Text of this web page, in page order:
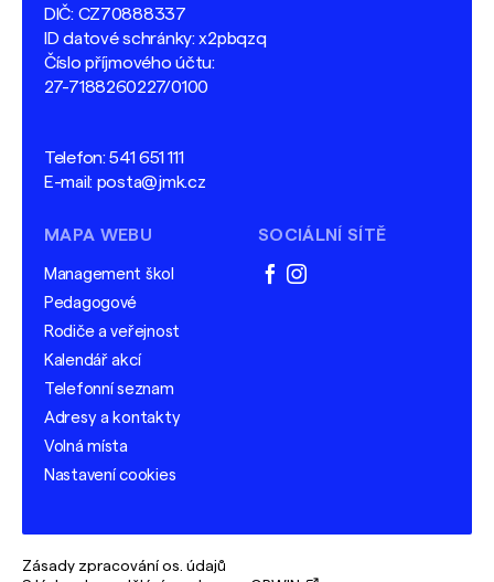
DIČ: CZ70888337
ID datové schránky: x2pbqzq
Číslo příjmového účtu:
27-7188260227/0100
Telefon:541 651 111
E-mail: posta@jmk.cz
MAPA WEBU
Management škol
Pedagogové
Rodiče a veřejnost
Kalendář akcí
Telefonní seznam
Adresy a kontakty
Volná místa
Nastavení cookies
SOCIÁLNÍ SÍTĚ
facebook
instagram
Zásady zpracování os. údajů